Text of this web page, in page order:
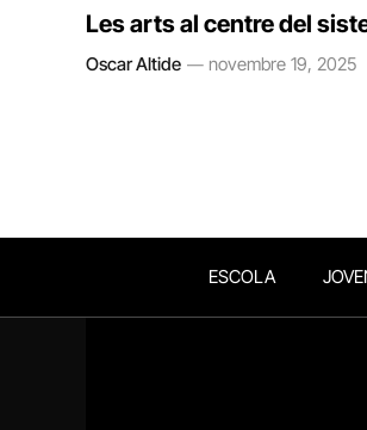
Les arts al centre del
Oscar Altide novembre 19, 2025
ESCOLA